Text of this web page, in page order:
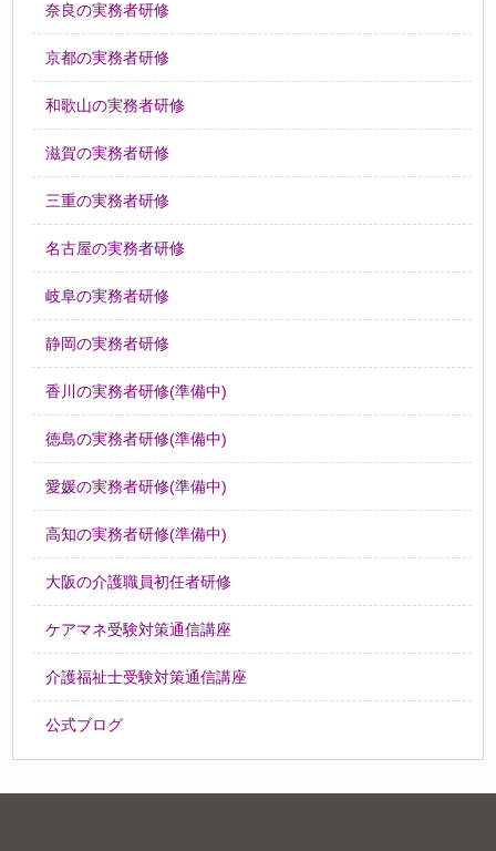
奈良の実務者研修
京都の実務者研修
和歌山の実務者研修
滋賀の実務者研修
三重の実務者研修
名古屋の実務者研修
岐阜の実務者研修
静岡の実務者研修
香川の実務者研修(準備中)
徳島の実務者研修(準備中)
愛媛の実務者研修(準備中)
高知の実務者研修(準備中)
大阪の介護職員初任者研修
ケアマネ受験対策通信講座
介護福祉士受験対策通信講座
公式ブログ